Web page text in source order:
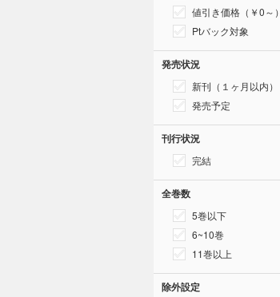
値引き価格（￥0～）
Ptバック対象
発売状況
新刊（１ヶ月以内）
発売予定
刊行状況
完結
全巻数
5巻以下
6~10巻
11巻以上
除外設定